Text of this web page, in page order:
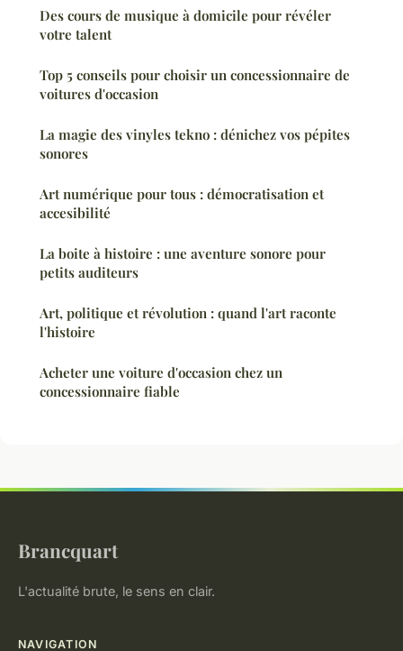
Des cours de musique à domicile pour révéler
votre talent
Top 5 conseils pour choisir un concessionnaire de
voitures d'occasion
La magie des vinyles tekno : dénichez vos pépites
sonores
Art numérique pour tous : démocratisation et
accesibilité
La boite à histoire : une aventure sonore pour
petits auditeurs
Art, politique et révolution : quand l'art raconte
l'histoire
Acheter une voiture d'occasion chez un
concessionnaire fiable
Brancquart
L'actualité brute, le sens en clair.
NAVIGATION